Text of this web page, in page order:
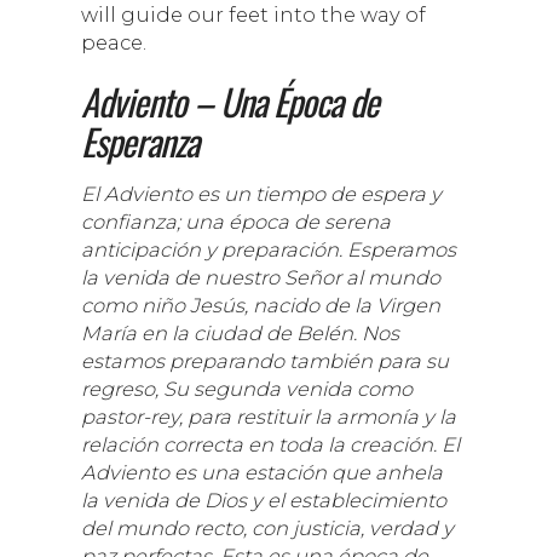
will guide our feet into the way of
peace.
Adviento – Una Época de
Esperanza
El Adviento es un tiempo de espera y
confianza; una época de serena
anticipación y preparación. Esperamos
la venida de nuestro Señor al mundo
como niño Jesús, nacido de la Virgen
María en la ciudad de Belén. Nos
estamos preparando también para su
regreso, Su segunda venida como
pastor-rey, para restituir la armonía y la
relación correcta en toda la creación. El
Adviento es una estación que anhela
la venida de Dios y el establecimiento
del mundo recto, con justicia, verdad y